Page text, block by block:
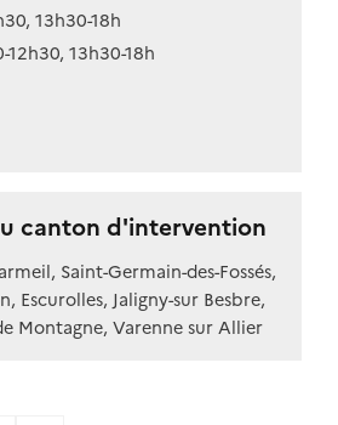
13h30-18h
13h30-18h
canton d'intervention
Saint-Germain-des-Fossés,
Escurolles, Jaligny-sur Besbre,
Montagne, Varenne sur Allier